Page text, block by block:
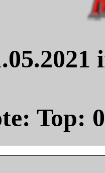
Top: 0